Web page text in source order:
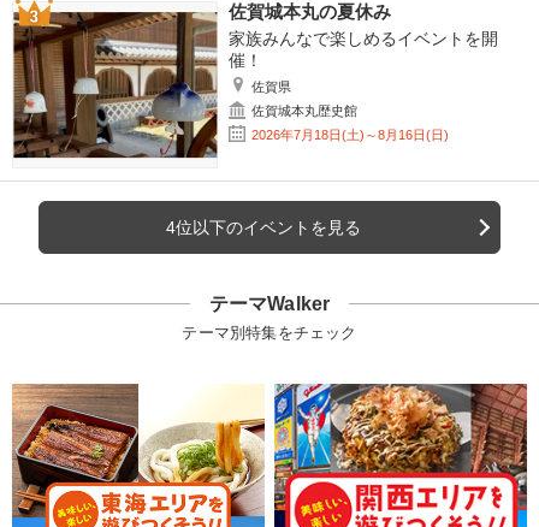
佐賀城本丸の夏休み
家族みんなで楽しめるイベントを開
催！
佐賀県
佐賀城本丸歴史館
2026年7月18日(土)～8月16日(日)
4位以下のイベントを見る
テーマWalker
テーマ別特集をチェック